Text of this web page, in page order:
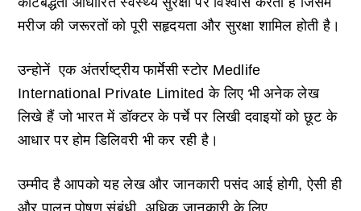
मरीज की जरूरतों को पूरी सहृदयता और सुरक्षा शामिल होती है।
उन्होनें एक अंतर्राष्ट्रीय फार्मेसी स्टोर Medlife
International Private Limited के लिए भी अनेक लेख
लिखे हैं जो भारत में डॉक्टर के पर्चे पर लिखी दवाइयों को छूट के
आधार पर होम डिलिवरी भी कर रही है।
उम्मीद है आपको यह लेख और जानकारी पसंद आई होगी, ऐसी ही